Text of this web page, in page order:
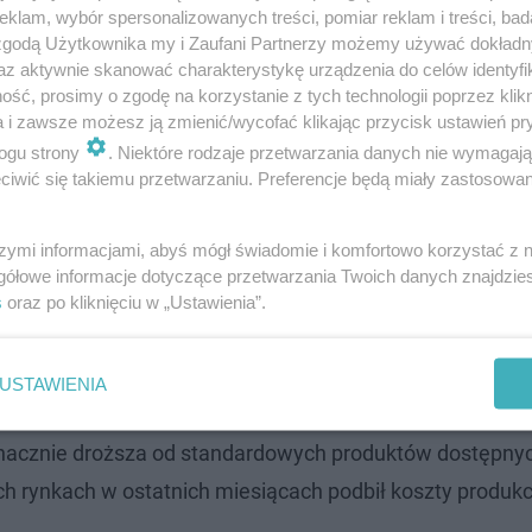
Św.? Sprawdź się w naszym QUIZ…
zwala z nóg!
czekoladą to obecnie jeden z najdroższych
wynosi średnio 22–25 złotych. Cena kilograma
mogą kosztować nawet ponad 1000 zł.
składniki. Dubajska czekolada, wyróżniająca się
droższa od standardowych produktów
rynkach w ostatnich miesiącach podbił koszty
wybór spersonalizowanych treści, pomiar reklam i treści,
Użytkownika my i Zaufani Partnerzy możemy używać
aktywnie skanować charakterystykę urządzenia do celów
prosimy o zgodę na korzystanie z tych technologii poprzez
i zawsze możesz ją zmienić/wycofać klikając przycisk ustawień
strony
. Niektóre rodzaje przetwarzania danych nie
się takiemu przetwarzaniu. Preferencje będą miały
informacjami, abyś mógł świadomie i komfortowo korzystać z
informacje dotyczące przetwarzania Twoich danych
oraz po kliknięciu w „Ustawienia”.
USTAWIENIA